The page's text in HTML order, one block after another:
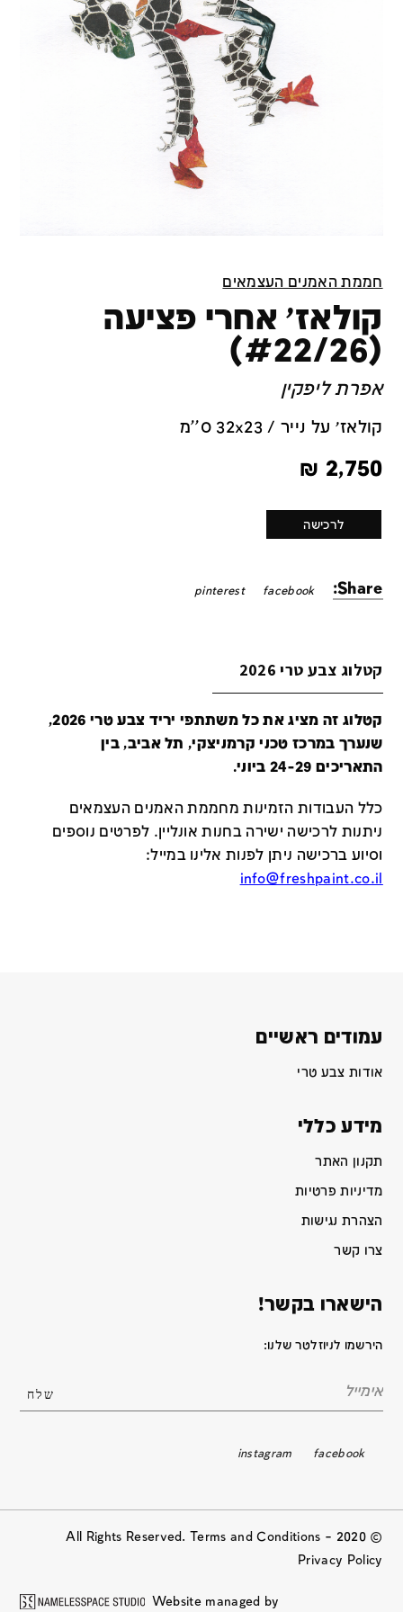
חממת האמנים העצמאים
קולאז׳ אחרי פציעה
(#22/26)
אפרת ליפקין
קולאז׳ על נייר / 32x23 ס''מ
2,750
₪
לרכישה
Share:
facebook
pinterest
קטלוג צבע טרי 2026
קטלוג זה מציג את כל משתתפי יריד צבע טרי 2026,
שנערך במרכז טכני קרמניצקי, תל אביב, בין
התאריכים 24-29 ביוני.
כלל העבודות הזמינות מחממת האמנים העצמאים
ניתנות לרכישה ישירה בחנות אונליין. לפרטים נוספים
וסיוע ברכישה ניתן לפנות אלינו במייל:
info@freshpaint.co.il
עמודים ראשיים
אודות צבע טרי
מידע כללי
תקנון האתר
מדיניות פרטיות
הצהרת נגישות
צרו קשר
הישארו בקשר!
הירשמו לניוזלטר שלנו:
facebook
instagram
© 2020 All Rights Reserved. Terms and Conditions –
Privacy Policy
Website managed by